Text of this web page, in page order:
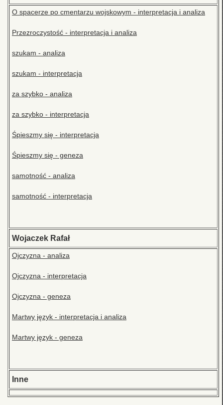
O spacerze po cmentarzu wojskowym - interpretacja i analiza
Przezroczystość - interpretacja i analiza
szukam - analiza
szukam - interpretacja
za szybko - analiza
za szybko - interpretacja
Śpieszmy się - interpretacja
Śpieszmy się - geneza
samotność - analiza
samotność - interpretacja
Wojaczek Rafał
Ojczyzna - analiza
Ojczyzna - interpretacja
Ojczyzna - geneza
Martwy język - interpretacja i analiza
Martwy język - geneza
Inne